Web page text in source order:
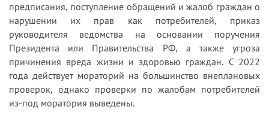
предписания, поступление обращений и жалоб граждан о
нарушении их прав как потребителей, приказ
руководителя ведомства на основании поручения
Президента или Правительства РФ, а также угроза
причинения вреда жизни и здоровью граждан. С 2022
года действует мораторий на большинство внеплановых
проверок, однако проверки по жалобам потребителей
из-под моратория выведены.